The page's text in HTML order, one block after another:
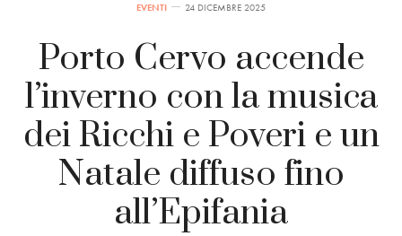
EVENTI 24 DICEMBRE 2025
Porto Cervo accende
l’inverno con la musica
dei Ricchi e Poveri e un
Natale diffuso fino
all’Epifania